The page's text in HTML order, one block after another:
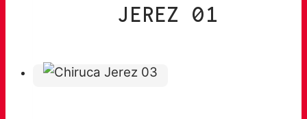
JEREZ 01